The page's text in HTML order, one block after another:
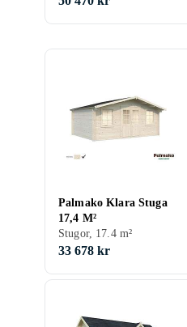
Palmako Klara Stuga
17,4 M²
Stugor, 17.4 m²
33 678 kr